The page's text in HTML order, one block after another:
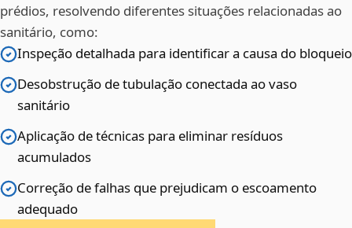
prédios, resolvendo diferentes situações relacionadas ao
sanitário, como:
Inspeção detalhada para identificar a causa do bloqueio
Desobstrução de tubulação conectada ao vaso
sanitário
Aplicação de técnicas para eliminar resíduos
acumulados
Correção de falhas que prejudicam o escoamento
adequado